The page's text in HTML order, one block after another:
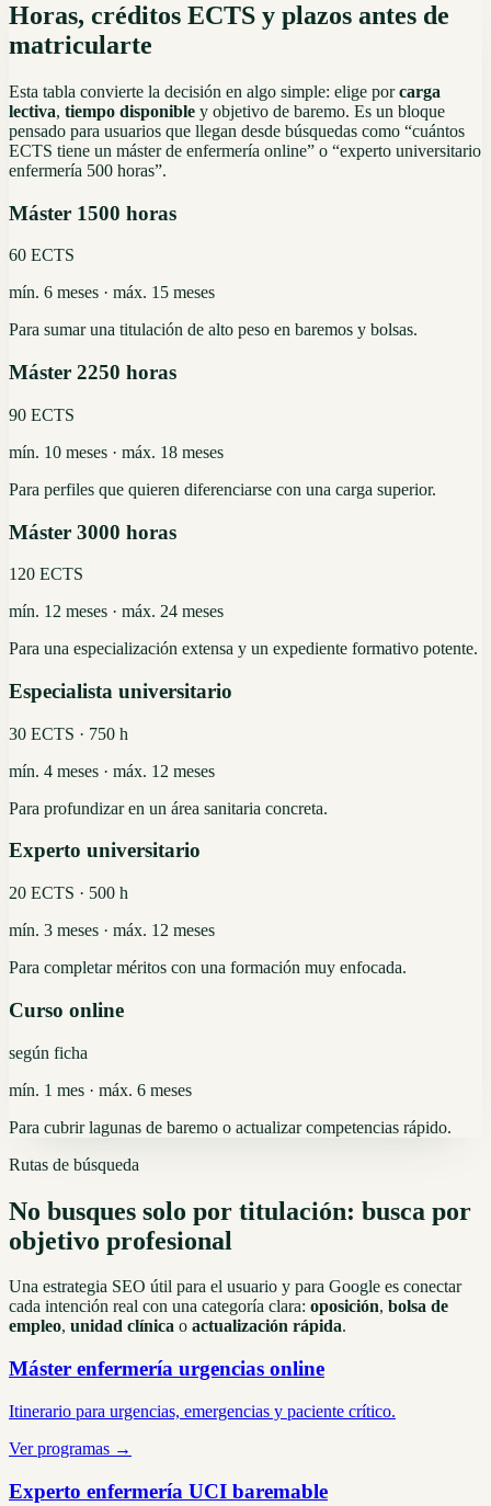
Horas, créditos ECTS y plazos antes de
matricularte
Esta tabla convierte la decisión en algo simple: elige porcarga
lectiva, tiempo disponible y objetivo de baremo. Es un bloque
pensado para usuarios que llegan desde búsquedas como “cuántos
ECTS tiene un máster de enfermería online” o “experto universitario
enfermería 500 horas”.
Máster 1500 horas
60 ECTS
mín. 6 meses · máx. 15 meses
Para sumar una titulación de alto peso en baremos y bolsas.
Máster 2250 horas
90 ECTS
mín. 10 meses · máx. 18 meses
Para perfiles que quieren diferenciarse con una carga superior.
Máster 3000 horas
120 ECTS
mín. 12 meses · máx. 24 meses
Para una especialización extensa y un expediente formativo potente.
Especialista universitario
30 ECTS · 750 h
mín. 4 meses · máx. 12 meses
Para profundizar en un área sanitaria concreta.
Experto universitario
20 ECTS · 500 h
mín. 3 meses · máx. 12 meses
Para completar méritos con una formación muy enfocada.
Curso online
según ficha
mín. 1 mes · máx. 6 meses
Para cubrir lagunas de baremo o actualizar competencias rápido.
Rutas de búsqueda
No busques solo por titulación: busca por
objetivo profesional
Una estrategia SEO útil para el usuario y para Google es conectar
cada intención real con una categoría clara: oposición, bolsa de
empleo, unidad clínica o actualización rápida.
Máster enfermería urgencias online
Itinerario para urgencias, emergencias y paciente crítico.
Ver programas →
Experto enfermería UCI baremable